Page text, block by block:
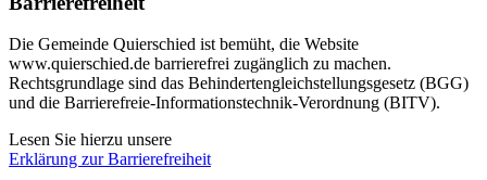
Die Gemeinde Quierschied ist bemüht, die Website
www.quierschied.de barrierefrei zugänglich zu machen.
Rechtsgrundlage sind das Behindertengleichstellungsgesetz (BGG)
und die Barrierefreie-Informationstechnik-Verordnung (BITV).
Lesen Sie hierzu unsere
Erklärung zur Barrierefreiheit